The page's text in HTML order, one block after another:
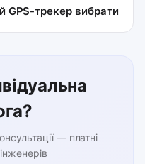
GPS-трекер вибрати
— платні